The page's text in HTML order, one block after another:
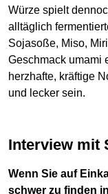
Würze spielt
alltäglich
Sojasoße, Miso,
Geschmack umami
herzhafte, kräftige
und lecker sein.
Interview mit
Wenn Sie auf
schwer zu finden